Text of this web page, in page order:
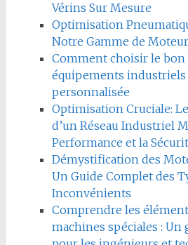
Vérins Sur Mesure
Optimisation
Notre Gamme de
Comment choisir le bon
équipements industriels
personnalisée
Optimisation Cruciale:
d’un Réseau Industriel
Performance et la
Démystification des
Un Guide Complet des
Inconvénients
Comprendre les
machines spéciales : Un